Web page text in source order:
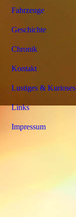
Fahrzeuge
Geschichte
Chronik
Kontakt
Lustiges & Kurioses
Links
Impressum